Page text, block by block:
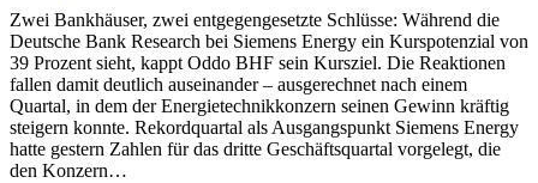
Zwei Bankhäuser, zwei entgegengesetzte Schlüsse: Während die
Deutsche Bank Research bei Siemens Energy ein Kurspotenzial von
39 Prozent sieht, kappt Oddo BHF sein Kursziel. Die Reaktionen
fallen damit deutlich auseinander – ausgerechnet nach einem
Quartal, in dem der Energietechnikkonzern seinen Gewinn kräftig
steigern konnte. Rekordquartal als Ausgangspunkt Siemens Energy
hatte gestern Zahlen für das dritte Geschäftsquartal vorgelegt, die
den Konzern…